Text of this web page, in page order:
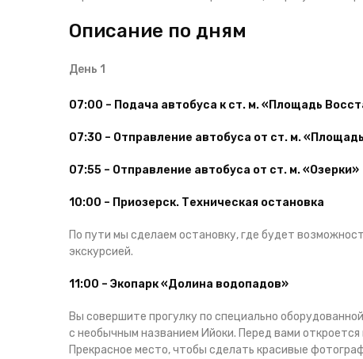
Описание по дням
День 1
07:00 – Подача автобуса к ст. м. «Площадь
07:30 – Отправление автобуса от ст. м.
07:55 – Отправление автобуса от ст. м. «Озерки»
10:00 – Приозерск. Техническая остановка
По пути мы сделаем остановку, где будет
экскурсией.
11:00 – Экопарк «Долина водопадов»
Вы совершите прогулку по специально
с необычным названием Ийоки. Перед вами
Прекрасное место, чтобы сделать красивые